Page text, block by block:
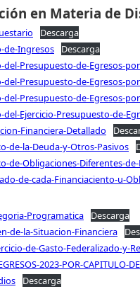
en Materia de
Descarga
de-Ingresos
Descarga
del-Presupuesto-de-Egresos-
del-Presupuesto-de-Egresos-
del-Presupuesto-de-Egresos-
del-Ejercicio-Presupuesto-de-
Financiera-Detallado
de-la-Deuda-y-Otros-Pasivos
de-Obligaciones-Diferentes-
de-cada-Financiaciento-u-
Programatica
Descarga
de-la-Situacion-Financiera
de-Gasto-Federalizado-y-
2023-POR-CAPITULO-
Descarga